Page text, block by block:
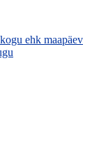
ehk maapäev